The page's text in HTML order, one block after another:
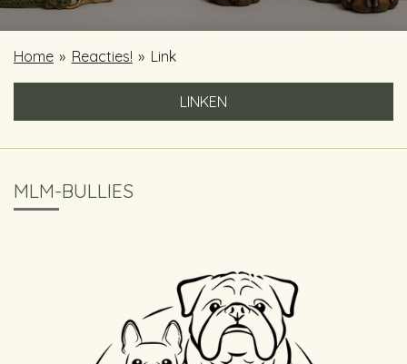
Home » Reacties! » Link
LINKEN
MLM-BULLIES